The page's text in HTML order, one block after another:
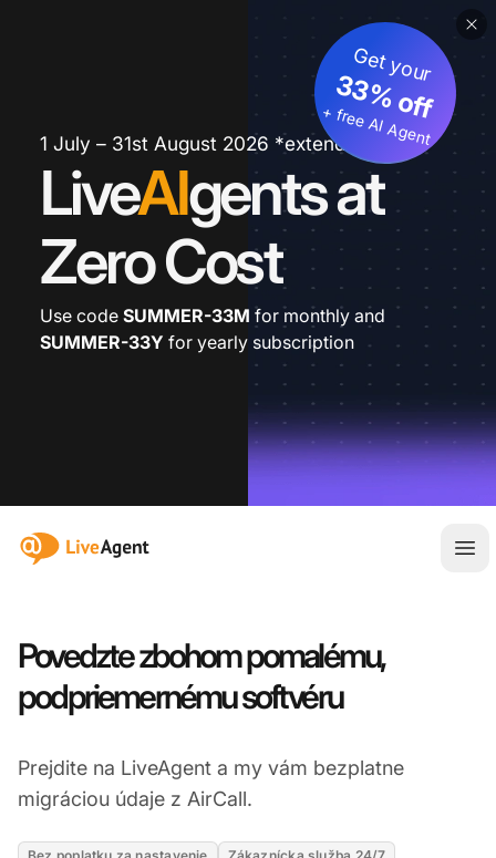
1 July – 31st August 2026 *extended
LiveAIgents at
Zero Cost
Get your
33% off
+ free AI Agent
Use code SUMMER-33M for monthly and
SUMMER-33Y for yearly subscription
:site.title
Povedzte zbohom pomalému,
podpriemernému softvéru
Prejdite na LiveAgent a my vám bezplatne
migráciou údaje z AirCall.